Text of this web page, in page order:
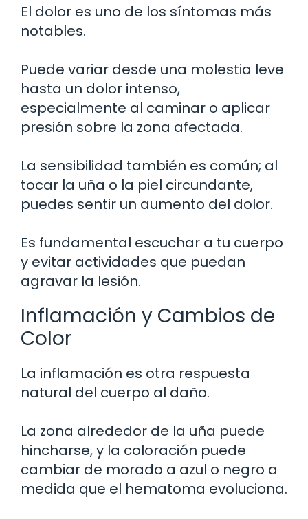
El dolor es uno de los síntomas más
notables.
Puede variar desde una molestia leve
hasta un dolor intenso,
especialmente al caminar o aplicar
presión sobre la zona afectada.
La sensibilidad también es común; al
tocar la uña o la piel circundante,
puedes sentir un aumento del dolor.
Es fundamental escuchar a tu cuerpo
y evitar actividades que puedan
agravar la lesión.
Inflamación y Cambios de
Color
La inflamación es otra respuesta
natural del cuerpo al daño.
La zona alrededor de la uña puede
hincharse, y la coloración puede
cambiar de morado a azul o negro a
medida que el hematoma evoluciona.